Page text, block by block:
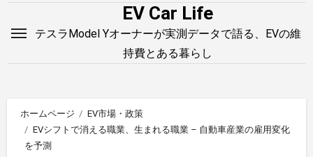
EV Car Life
テスラModel Yオーナーが実測データで語る、EVの維
持費とある暮らし
ホームページ
EV市場・政策
EVシフトで消える職業、生まれる職業 – 自動車産業の雇用変化
を予測